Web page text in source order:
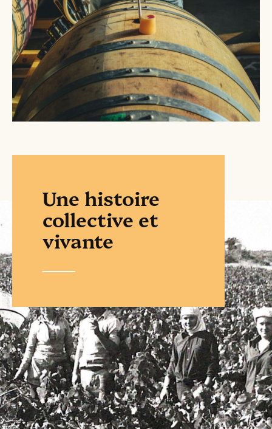
Une histoire
collective et
vivante